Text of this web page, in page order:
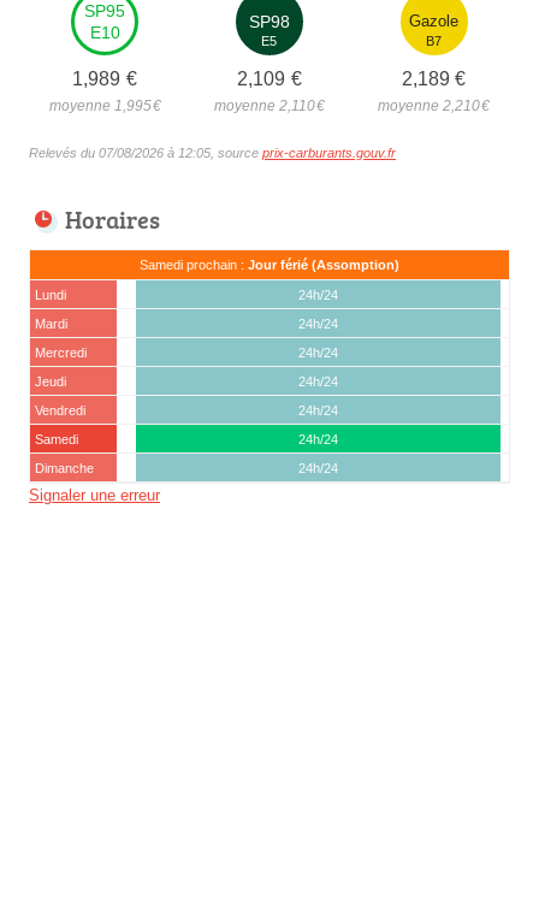
SP95
E10
1,989 €
moyenne 1,995€
SP98
E5
2,109 €
moyenne 2,110€
Gazole
B7
2,189 €
moyenne 2,210€
Relevés du 07/08/2026 à 12:05, source prix-carburants.gouv.fr
Horaires
Samedi prochain : Jour férié (Assomption)
Lundi
24h/24
Mardi
24h/24
Mercredi
24h/24
Jeudi
24h/24
Vendredi
24h/24
Samedi
24h/24
Dimanche
24h/24
Signaler une erreur